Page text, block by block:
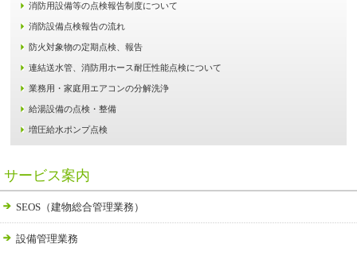
消防用設備等の点検報告制度について
消防設備点検報告の流れ
防火対象物の定期点検、報告
連結送水管、消防用ホース耐圧性能点検について
業務用・家庭用エアコンの分解洗浄
給湯設備の点検・整備
増圧給水ポンプ点検
サービス案内
SEOS（建物総合管理業務）
設備管理業務